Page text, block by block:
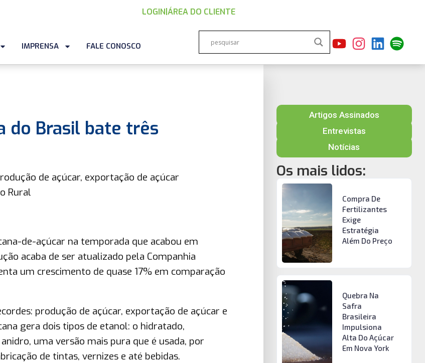
LOGIN |ÁREA DO CLIENTE
IMPRENSA FALE CONOSCO
do Brasil bate três
de açúcar, exportação de açúcar
Rural
de-açúcar na temporada que acabou em
acaba de ser atualizado pela Companhia
um crescimento de quase 17% em comparação
produção de açúcar, exportação de açúcar e
gera dois tipos de etanol: o hidratado,
uma versão mais pura que é usada, por
de tintas, vernizes e até bebidas.
Artigos Assinados
Entrevistas
Notícias
Os mais lidos:
Compra De
Fertilizantes
Exige
Estratégia
Além Do Preço
Quebra Na
Safra
Brasileira
Impulsiona
Alta Do Açúcar
Em Nova York